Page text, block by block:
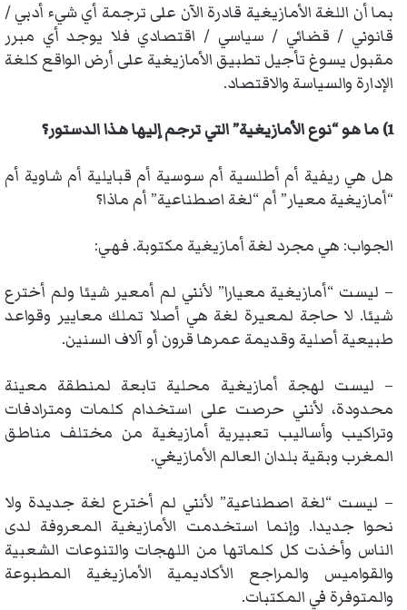
بما أن اللغة الأمازيغية قادرة الآن على ترجمة أي شيء أدبي /
قانوني / قضائي / سياسي / اقتصادي فلا يوجد أي مبرر
مقبول يسوغ تأجيل تطبيق الأمازيغية على أرض الواقع كلغة
الإدارة والسياسة والاقتصاد.
1) ما هو “نوع الأمازيغية” التي ترجم إليها هذا الدستور؟
هل هي ريفية أم أطلسية أم سوسية أم قبايلية أم شاوية أم
“أمازيغية معيار” أم “لغة اصطناعية” أم ماذا؟
الجواب: هي مجرد لغة أمازيغية مكتوبة. فهي:
– ليست “أمازيغية معيارا” لأنني لم أمعير شيئا ولم أخترع
شيئا. لا حاجة لمعيرة لغة هي أصلا تملك معايير وقواعد
طبيعية أصلية وقديمة عمرها قرون أو آلاف السنين.
– ليست لهجة أمازيغية محلية تابعة لمنطقة معينة
محدودة، لأنني حرصت على استخدام كلمات ومترادفات
وتراكيب وأساليب تعبيرية أمازيغية من مختلف مناطق
المغرب وبقية بلدان العالم الأمازيغي.
– ليست “لغة اصطناعية” لأنني لم أخترع لغة جديدة ولا
نحوا جديدا. وإنما استخدمت الأمازيغية المعروفة لدى
الناس وأخذت كل كلماتها من اللهجات والتنوعات الشعبية
والقواميس والمراجع الأكاديمية الأمازيغية المطبوعة
والمتوفرة في المكتبات.